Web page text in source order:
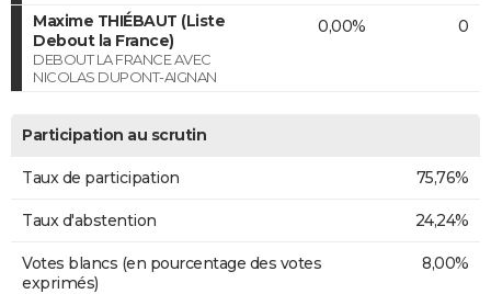
Maxime THIÉBAUT (Liste
Debout la France)
DEBOUT LA FRANCE AVEC
NICOLAS DUPONT-AIGNAN
0,00% 0
Participation au scrutin
Taux de participation 75,76%
Taux d'abstention 24,24%
Votes blancs (en pourcentage des votes
exprimés)
8,00%